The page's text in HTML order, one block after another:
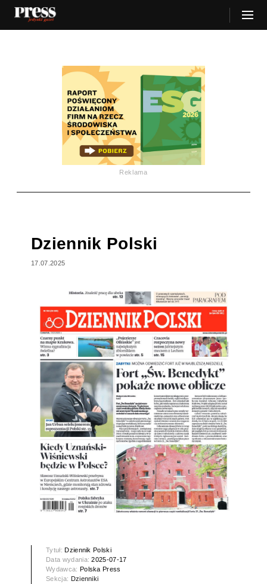
Reklama
Dziennik Polski
17.07.2025
Tytuł: Dziennik Polski
Data wydania:2025-07-17
Wydawca: Polska Press
Sekcja: Dzienniki